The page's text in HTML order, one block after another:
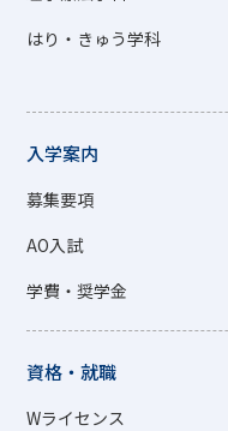
はり・きゅう学科
入学案内
募集要項
AO入試
学費・奨学金
資格・就職
Wライセンス